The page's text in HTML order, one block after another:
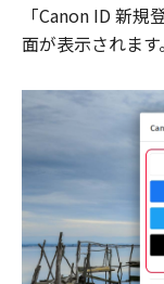
「Canon ID 新
面が表示されます。